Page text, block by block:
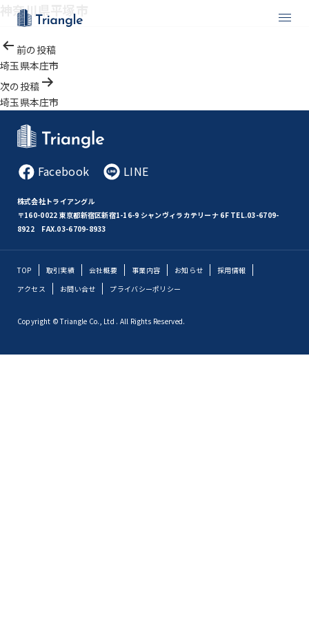
神奈川県平塚市
投
稿
ビ
ゲ
前の投稿
埼玉県本庄市
次の投稿
埼玉県本庄市
Facebook LINE
株式会社トライアングル
〒160-0022 東京都新宿区新宿1-16-9 シャンヴィラカテリーナ 6F TEL.03-6709-
8922 FAX.03-6709-8933
TOP 取引実績 会社概要 事業内容 お知らせ
採用情報
アクセス
お問い合せ プライバシーポリシー
Copyright © Triangle Co., Ltd . All Rights Reserved.